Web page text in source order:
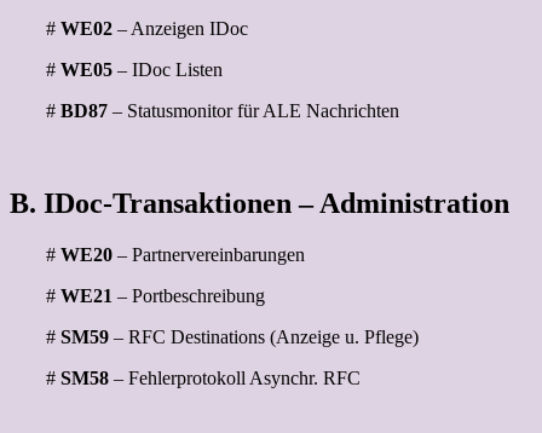
# WE02 – Anzeigen IDoc
# WE05 – IDoc Listen
# BD87 – Statusmonitor für ALE Nachrichten
B. IDoc-Transaktionen – Administration
# WE20 – Partnervereinbarungen
# WE21 – Portbeschreibung
# SM59 – RFC Destinations (Anzeige u. Pflege)
# SM58 – Fehlerprotokoll Asynchr. RFC